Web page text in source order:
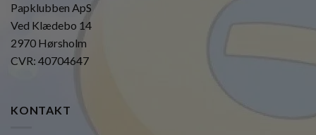
Papklubben ApS
Ved Klædebo 14
2970 Hørsholm
CVR: 40704647
KONTAKT